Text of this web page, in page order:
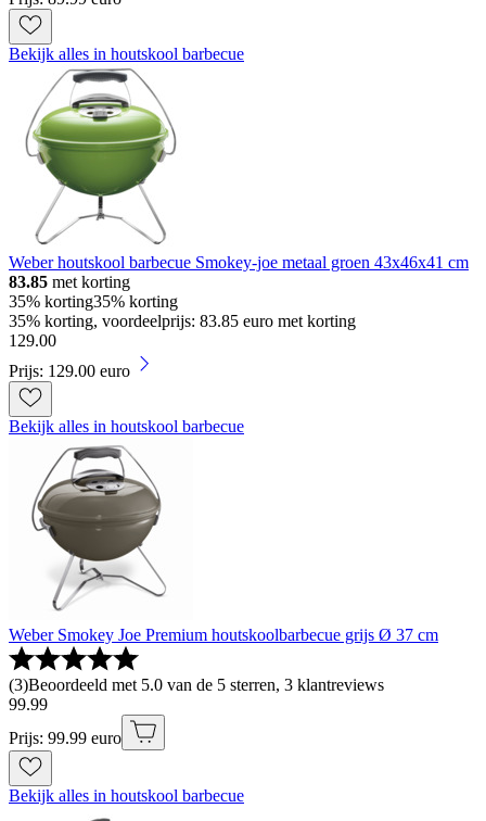
Bekijk alles in houtskool barbecue
Weber houtskool barbecue Smokey-joe metaal groen 43x46x41 cm
83.85 met korting
35% korting35% korting
35% korting, voordeelprijs: 83.85 euro met korting
129.00
Prijs: 129.00 euro
Bekijk alles in houtskool barbecue
Weber Smokey Joe Premium houtskoolbarbecue grijs Ø 37 cm
(3)Beoordeeld met 5.0 van de 5 sterren, 3 klantreviews
99.99
Prijs: 99.99 euro
Bekijk alles in houtskool barbecue